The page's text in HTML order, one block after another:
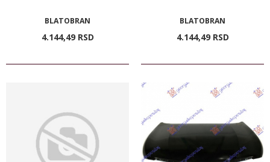
BLATOBRAN
4.144,49 RSD
BLATOBRAN
4.144,49 RSD